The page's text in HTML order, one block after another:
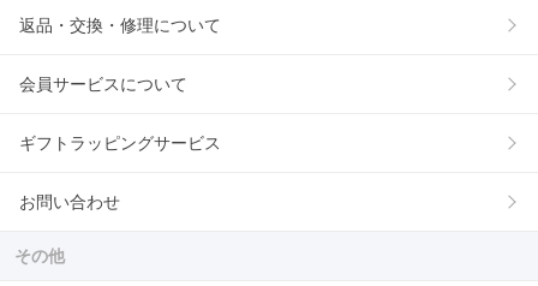
返品・交換・修理について
会員サービスについて
ギフトラッピングサービス
お問い合わせ
その他